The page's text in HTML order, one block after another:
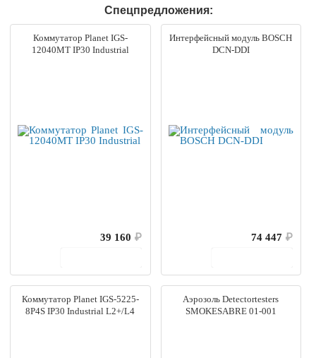
Спецпредложения:
Коммутатор Planet IGS-
12040MT IP30 Industrial
39 160 ₽
Интерфейсный модуль BOSCH
DCN-DDI
74 447 ₽
Коммутатор Planet IGS-5225-
8P4S IP30 Industrial L2+/L4
Аэрозоль Detectortesters
SMOKESABRE 01-001